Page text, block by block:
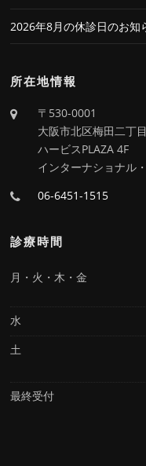
2026年8月の休診日のお知
所在地情報
〒530-0001
大阪市北区梅田二丁
ハービスPLAZA 4F
インターナショナル
06-6451-1515
診療時間
月・火・木・金
水
土
最終受付